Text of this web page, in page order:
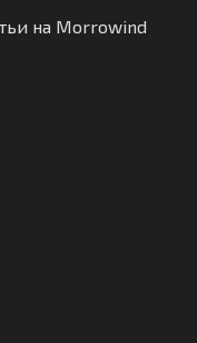
на Morrowind